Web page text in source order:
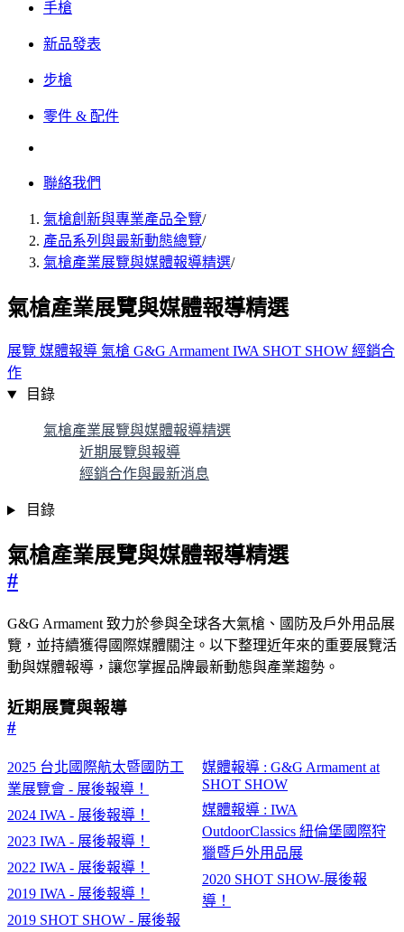
手槍
新品發表
步槍
零件 & 配件
聯絡我們
氣槍創新與專業產品全覽/
產品系列與最新動態總覽/
氣槍產業展覽與媒體報導精選/
氣槍產業展覽與媒體報導精選
展覽 媒體報導 氣槍 G&G ArmamentIWA SHOT SHOW 經銷合
作
目錄
氣槍產業展覽與媒體報導精選
近期展覽與報導
經銷合作與最新消息
目錄
氣槍產業展覽與媒體報導精選
#
G&G Armament 致力於參與全球各大氣槍、國防及戶外用品展
覽，並持續獲得國際媒體關注。以下整理近年來的重要展覽活
動與媒體報導，讓您掌握品牌最新動態與產業趨勢。
近期展覽與報導
#
2025 台北國際航太暨國防工
業展覽會 - 展後報導！
媒體報導 : G&G Armament at
SHOT SHOW
媒體報導 : IWA
OutdoorClassics 紐倫堡國際狩
獵暨戶外用品展
2024 IWA - 展後報導！
2023 IWA - 展後報導！
2022 IWA - 展後報導！
2020 SHOT SHOW-展後報
導！
2019 IWA - 展後報導！
2019 SHOT SHOW - 展後報